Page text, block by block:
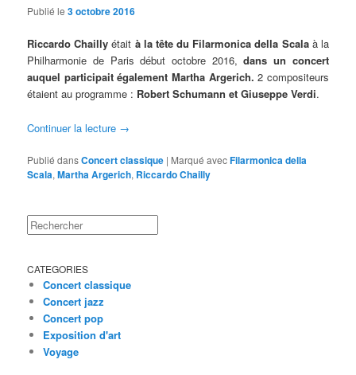
Publié le3 octobre 2016
Riccardo Chailly était à la tête du Filarmonica della Scalaà la
Philharmonie de Paris début octobre 2016,dans un concert
auquel participait également Martha Argerich. 2 compositeurs
étaient au programme : Robert Schumann et Giuseppe Verdi.
Continuer la lecture →
Publié dansConcert classique | Marqué avecFilarmonica della
Scala,Martha Argerich, Riccardo Chailly
Rechercher
CATEGORIES
Concert classique
Concert jazz
Concert pop
Exposition d'art
Voyage